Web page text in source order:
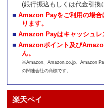
(銀行振込もしくは代金引換
Amazon Payをご利用の場
ります。
Amazon Payはキャッシュレ
Amazonポイント及び
ん。
※Amazon、Amazon.co.jp、Amazon
の関連会社の商標です。
楽天ペイ